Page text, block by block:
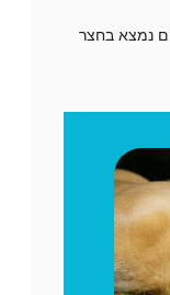
נמצא בחצר